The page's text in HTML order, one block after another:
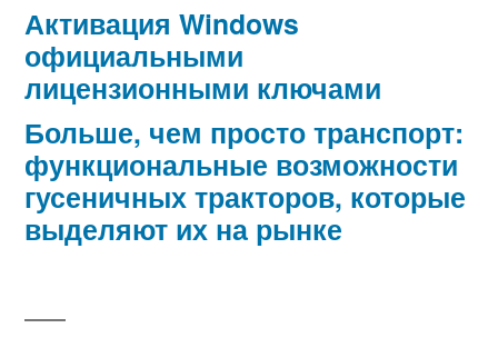
Активация Windows
официальными
лицензионными ключами
Больше, чем просто транспорт:
функциональные возможности
гусеничных тракторов, которые
выделяют их на рынке